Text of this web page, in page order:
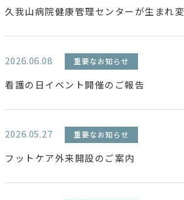
久我山病院健康管理センターが生まれ
2026.06.08 重要なお知らせ
看護の日イベント開催のご報告
2026.05.27 重要なお知らせ
フットケア外来開設のご案内